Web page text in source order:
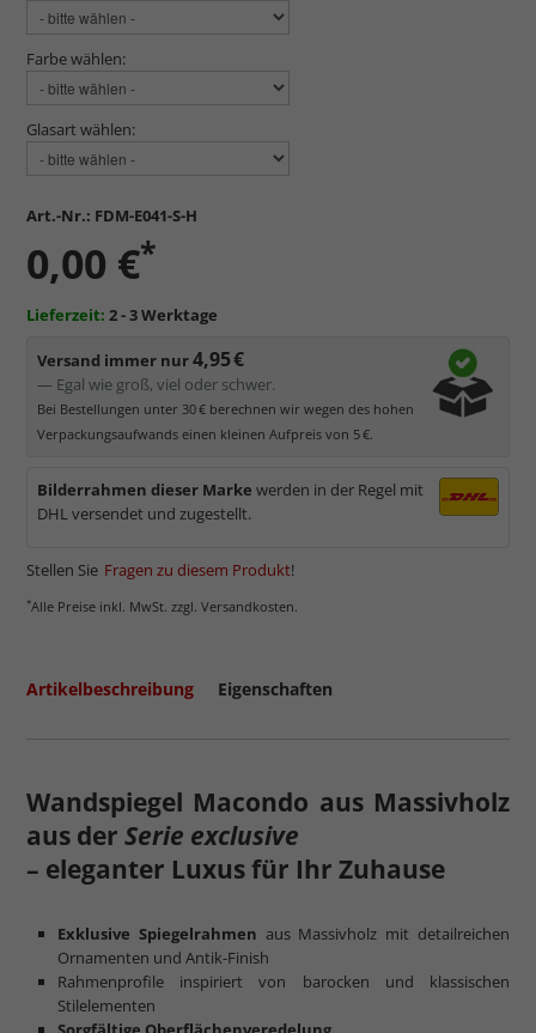
Farbe wählen:
Glasart wählen:
Art.-Nr.: FDM-E041-S-H
0,00 €*
Lieferzeit: 2 - 3 Werktage
Versand immer nur4,95 €
— Egal wie groß, viel oder schwer.
Bei Bestellungen unter 30 € berechnen wir wegen des hohen
Verpackungsaufwands einen kleinen Aufpreis von 5 €.
Bilderrahmen dieser Marke werden in der Regel mit
DHL versendet und zugestellt.
Stellen Sie Fragen zu diesem Produkt!
*Alle Preise inkl. MwSt. zzgl. Versandkosten.
Artikelbeschreibung Eigenschaften
Wandspiegel Macondo aus Massivholz
aus der Serie exclusive
– eleganter Luxus für Ihr Zuhause
Exklusive Spiegelrahmen aus Massivholz mit detailreichen
Ornamenten und Antik-Finish
Rahmenprofile inspiriert von barocken und klassischen
Stilelementen